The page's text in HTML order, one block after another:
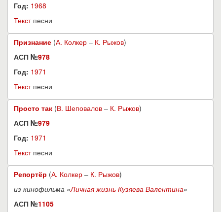
Год: 1968
Текстпесни
Признание (А. Колкер – К. Рыжов)
АСП №978
Год: 1971
Текстпесни
Просто так (В. Шеповалов – К. Рыжов)
АСП №979
Год: 1971
Текстпесни
Репортёр (А. Колкер – К. Рыжов)
из кинофильма «Личная жизнь Кузяева Валентина»
АСП №1105